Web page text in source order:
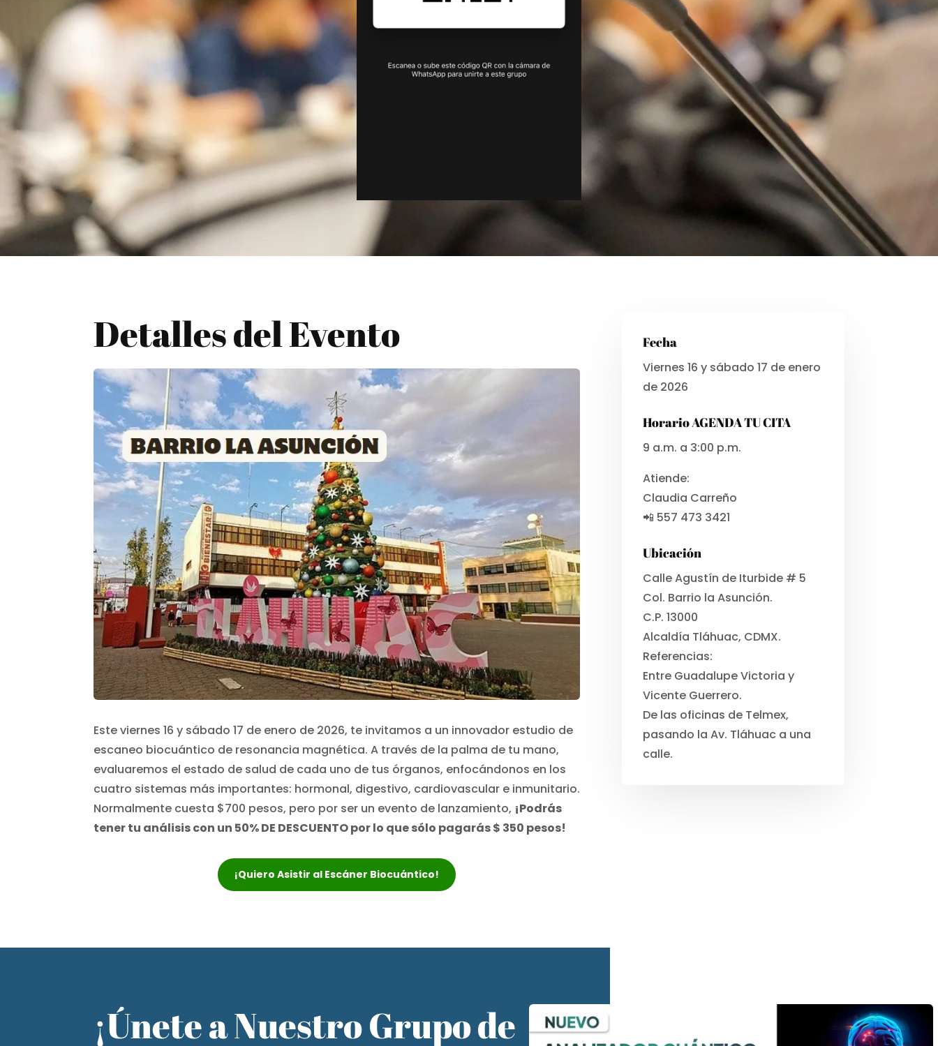
Detalles del Evento
Este viernes 16 y sábado 17 de enero de 2026, te invitamos a un innovador estudio de
escaneo biocuántico de resonancia magnética. A través de la palma de tu mano,
evaluaremos el estado de salud de cada uno de tus órganos, enfocándonos en los
cuatro sistemas más importantes: hormonal, digestivo, cardiovascular e inmunitario.
Normalmente cuesta $700 pesos, pero por ser un evento de lanzamiento, ¡Podrás
tener tu análisis con un 50% DE DESCUENTO por lo que sólo pagarás $ 350 pesos!
¡Quiero Asistir al Escáner Biocuántico!
Fecha
Viernes 16 y sábado 17 de enero
de 2026
Horario AGENDA TU CITA
9 a.m. a 3:00 p.m.
Atiende:
Claudia Carreño
📲 557 473 3421
Ubicación
Calle Agustín de Iturbide # 5
Col. Barrio la Asunción.
C.P. 13000
Alcaldía Tláhuac, CDMX.
Referencias:
Entre Guadalupe Victoria y
Vicente Guerrero.
De las oficinas de Telmex,
pasando la Av. Tláhuac a una
calle.
¡Únete a Nuestro Grupo de